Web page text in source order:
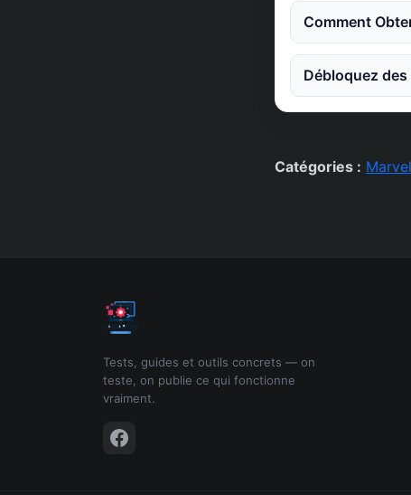
Comment
Débloquez
Catégories : Marvel
Tests, guides et outils concrets — on
teste, on publie ce qui fonctionne
vraiment.